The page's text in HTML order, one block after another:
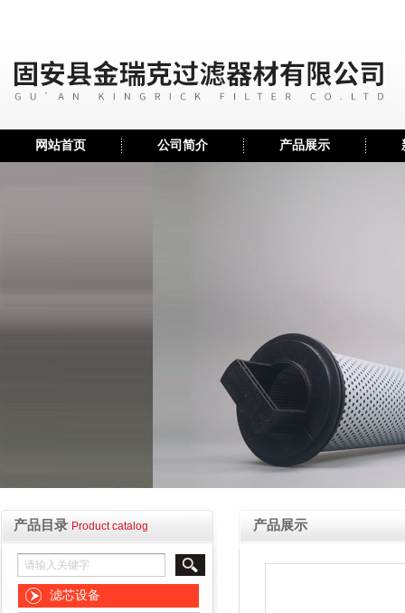
网站首页 公司简介 产品展示
产品目录 Product catalog
滤芯设备
产品展示